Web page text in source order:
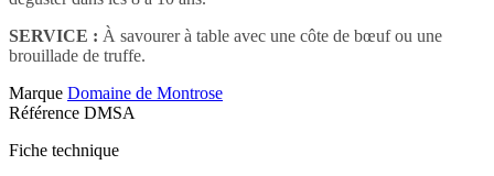
SERVICE : À savourer à table avec une côte de bœuf ou une
brouillade de truffe.
Marque Domaine de Montrose
Référence DMSA
Fiche technique